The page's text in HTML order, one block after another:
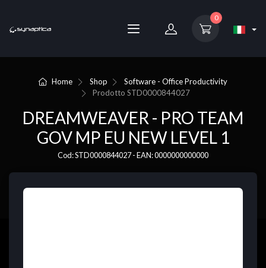
0
Home Shop
Software - Office Productivity
ProdottoSTD0000844027
DREAMWEAVER - PRO TEAM
GOV MP EU NEW LEVEL 1
Cod: STD0000844027 - EAN: 0000000000000